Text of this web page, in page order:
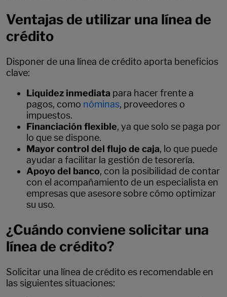
Ventajas de utilizar una línea de
crédito
Disponer de una línea de crédito aporta beneficios
clave:
Liquidez inmediata para hacer frente a
pagos, como nóminas, proveedores o
impuestos.
Financiación flexible, ya que solo se paga por
lo que se dispone.
Mayor control del flujo de caja, lo que puede
ayudar a facilitar la gestión de tesorería.
Apoyo del banco, con la posibilidad de contar
con el acompañamiento de un especialista en
empresas que asesore sobre cómo optimizar
su uso.
¿Cuándo conviene solicitar una
línea de crédito?
Solicitar una línea de crédito es recomendable en
las siguientes situaciones: